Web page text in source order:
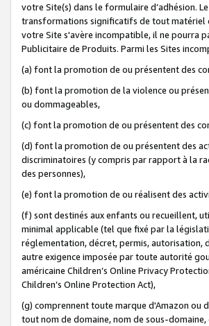
votre Site(s) dans le formulaire d’adhésion.
transformations significatifs de tout matériel
votre Site s'avère incompatible, il ne pourra
Publicitaire de Produits. Parmi les Sites
(a) font la promotion de ou présentent des
(b) font la promotion de la violence ou
ou dommageables,
(c) font la promotion de ou présentent des
(d) font la promotion de ou présentent des
discriminatoires (y compris par rapport à la
des personnes),
(e) font la promotion de ou réalisent des
(f) sont destinés aux enfants ou recueillent,
minimal applicable (tel que fixé par la
réglementation, décret, permis, autorisation,
autre exigence imposée par toute autorité
américaine Children’s Online Privacy
Children’s Online Protection Act),
(g) comprennent toute marque d'Amazon ou
tout nom de domaine, nom de sous-